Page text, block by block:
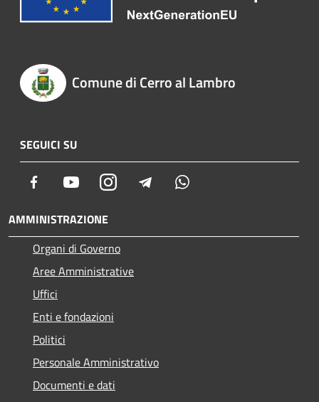
Comune di Cerro al Lambro
SEGUICI SU
Facebook YoutubeInstagram Telegram
AMMINISTRAZIONE
Organi di Governo
Aree Amministrative
Uffici
Enti e fondazioni
Politici
Personale Amministrativo
Documenti e dati